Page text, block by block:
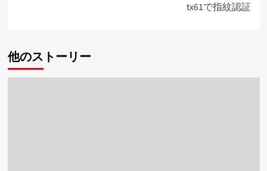
ー
シ
tx61で指紋認証
他のストーリー